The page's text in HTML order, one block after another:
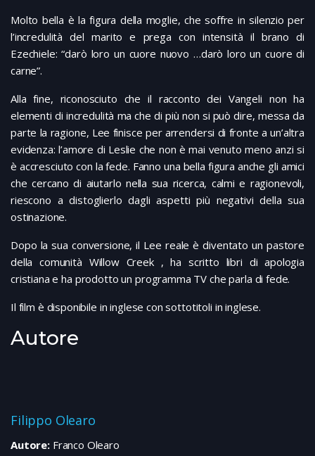
Molto bella è la figura della moglie, che soffre in silenzio per
l’incredulità del marito e prega con intensità il brano di
Ezechiele: “darò loro un cuore nuovo …darò loro un cuore di
carne”.
Alla fine, riconosciuto che il racconto dei Vangeli non ha
elementi di incredulità ma che di più non si può dire, messa da
parte la ragione, Lee finisce per arrendersi di fronte a un’altra
evidenza: l’amore di Leslie che non è mai venuto meno anzi si
è accresciuto con la fede. Fanno una bella figura anche gli amici
che cercano di aiutarlo nella sua ricerca, calmi e ragionevoli,
riescono a distoglierlo dagli aspetti più negativi della sua
ostinazione.
Dopo la sua conversione, il Lee reale è diventato un pastore
della comunità Willow Creek , ha scritto libri di apologia
cristiana e ha prodotto un programma TV che parla di fede.
Il film è disponibile in inglese con sottotitoli in inglese.
Autore
Filippo Olearo
Autore:Franco Olearo